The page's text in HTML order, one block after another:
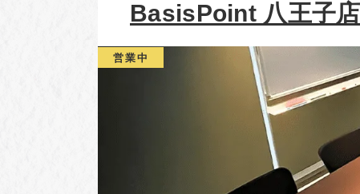
BasisPoint 八王子
営業中